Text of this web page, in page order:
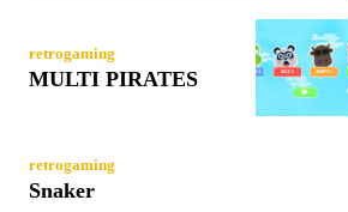
retrogaming
MULTI PIRATES
retrogaming
Snaker